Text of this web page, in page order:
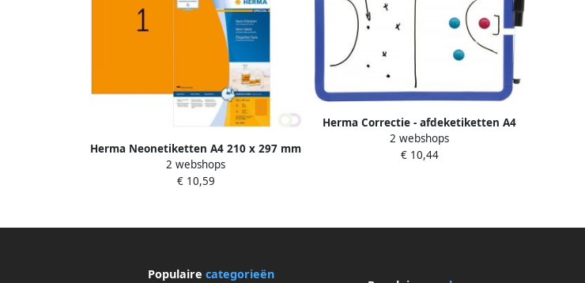
Herma Neonetiketten A4 210 x 297 mm
neon-oranje permanent hechtend
2 webshops
€ 10,59
Herma Correctie - afdeketiketten A4
210 x 297 mm wit ondoorzichtig
permanent hecht
2 webshops
€ 10,44
Populaire categorieën